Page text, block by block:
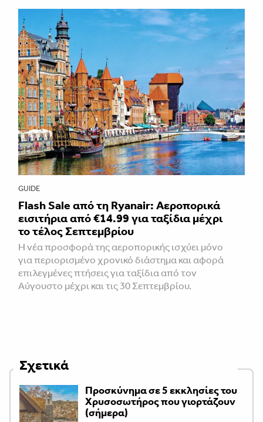
GUIDE
Flash Sale από τη Ryanair: Αεροπορικά
εισιτήρια από €14.99 για ταξίδια μέχρι
το τέλος Σεπτεμβρίου
Η νέα προσφορά της αεροπορικής ισχύει μόνο
για περιορισμένο χρονικό διάστημα και αφορά
επιλεγμένες πτήσεις για ταξίδια από τον
Αύγουστο μέχρι και τις 30 Σεπτεμβρίου.
Σχετικά
Προσκύνημα σε 5 εκκλησίες του
Χρυσοσωτήρος που γιορτάζουν
(σήμερα)